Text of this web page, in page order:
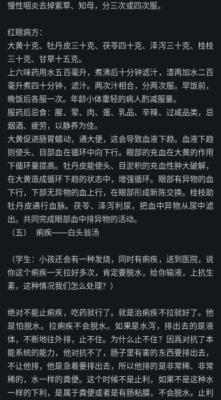
慢性咽炎去掉紫草、知母，分三次或四次服。
红眼病方：
大黄十克、牡丹皮三十克、茯苓四十克、泽泻三十克、桂枝
三十克、甘草十五克。
上六味药用水五百毫升，煮沸后十分钟滤汁，渣再加水二百
毫升煮四十分钟，滤汁。两次汁相合，分两次服。早饭前，
晚饭后各服一次。年龄小体重轻的病人酌减服量。
服药后忌食：腥、荤、肉、蛋、乳品、辛辣、过咸品类，忌
烟酒、疲劳，以静养为佳。
大黄促进肠胃蠕动，通大便，这会导致血液下趋。血液下趋
则使头、目部血在循环中向下行。眼部的充血在大黄的作用
下循环量提高。牡丹皮能使头、目淤积的充血性肿大破解，
在大黄造成循环下趋的状态中，增强循环。眼部有异物的血
下行，下部无异物的血上行，在眼部形成新陈交换。桂枝助
牡丹皮通行血脉。茯苓、泽泻利尿，把血中异物从尿中滤
出。共同完成眼部血中排异物的活动。
（五） 痢疾——白头翁汤
（学生：小孩还会有一种发烧，同时有痢疾，送到医院，说
你这个痢疾一天拉好多次，肯定要脱水，给你输液，上抗生
素，这种情况我们怎么处理？）
绝对不能止痢疾，吃药就行了。就是治痢疾不拉就好了。他
是怕脱水。拉痢疾不会脱水。如果是水泻，排出去的是液
体，不断地往外排，止不住。为什么止不住？因爲对抗了本
能系统的能力，他对抗不了，肠子里有害的东西要排出去，
不让他排，他是急着要排出去，所以他排的是非常稀、非常
稀的，水一样的粪便。这个时候不是止利，如果不是这种水
一样的下利，是属于粪便或者是有肠粘膜，不会脱水。止利